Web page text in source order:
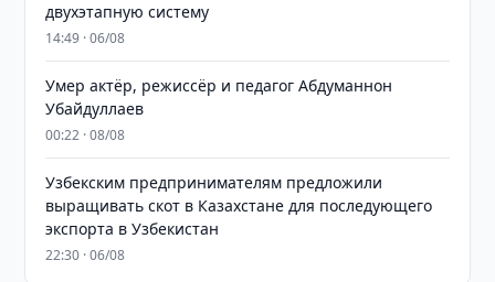
двухэтапную систему
14:49 · 06/08
Умер актёр, режиссёр и педагог Абдуманнон
Убайдуллаев
00:22 · 08/08
Узбекским предпринимателям предложили
выращивать скот в Казахстане для последующего
экспорта в Узбекистан
22:30 · 06/08